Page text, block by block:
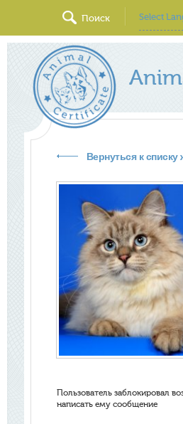
Поиск Select
Вернуться к
Пользователь заблокировал
написать ему сообщение